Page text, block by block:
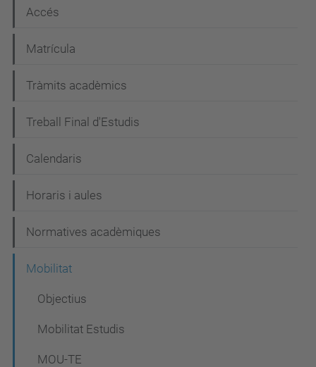
i
ó
Accés
Matrícula
Tràmits acadèmics
Treball Final d'Estudis
Calendaris
Horaris i aules
Normatives acadèmiques
Mobilitat
Objectius
Mobilitat Estudis
MOU-TE